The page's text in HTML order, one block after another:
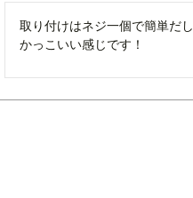
取り付けはネジ一個で簡単だし
かっこいい感じです！